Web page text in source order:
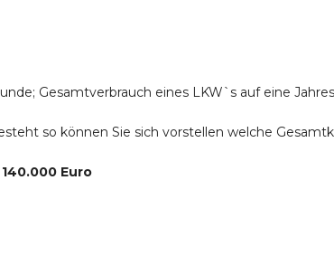
Gesamtverbrauch eines LKW`s auf eine
so können Sie sich vorstellen welche
Euro